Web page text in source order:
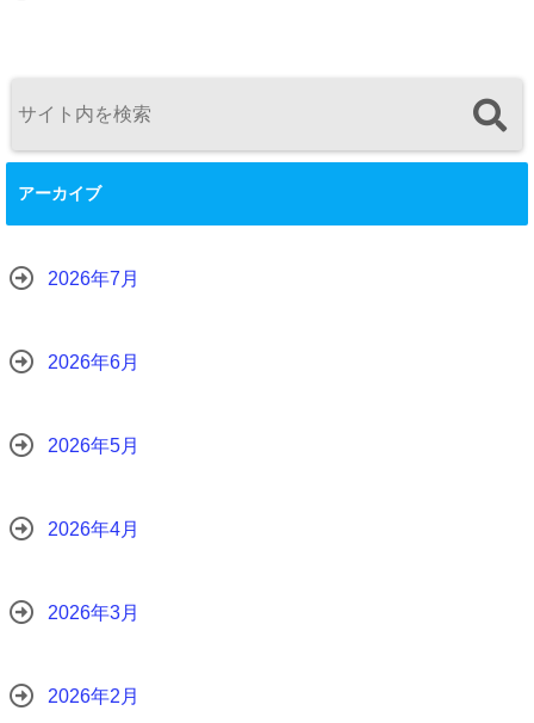
アーカイブ
2026年7月
2026年6月
2026年5月
2026年4月
2026年3月
2026年2月